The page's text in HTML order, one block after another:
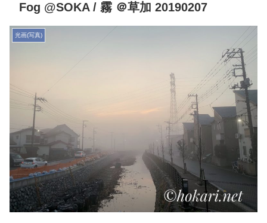
Fog @SOKA / 霧 ＠草加 20190207
光画(写真)